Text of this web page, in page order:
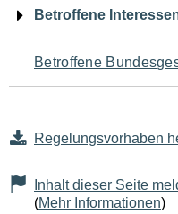
den
Seiteninhalt
Betroffene
Betroffene
Regelungsvorhaben
Inhalt dieser Seite
(Mehr Informationen)